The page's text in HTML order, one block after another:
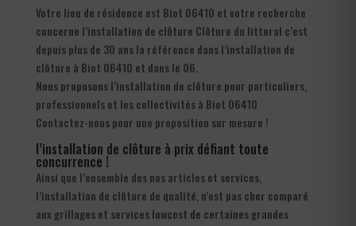
Votre lieu de résidence est Biot 06410 et votre recherche
concerne l’installation de clôture Clôture du littoral c’est
depuis plus de 30 ans la référence dans l’installation de
clôture à Biot 06410 et dans le 06.
Nous proposons l’installation de clôture pour particuliers,
professionnels et les collectivités à Biot 06410
Contactez-nous pour une proposition sur mesure !
l’installation de clôture à prix défiant toute
concurrence !
Ainsi que l’ensemble des nos articles et services,
l’installation de clôture de qualité, n’est pas cher comparé
aux grillages et services lowcost de certaines grandes